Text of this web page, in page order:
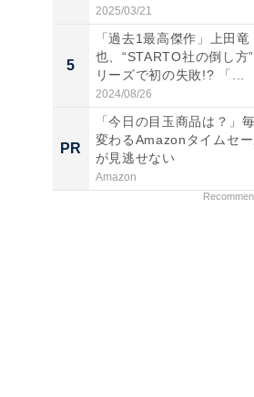
2025/03/21
5
「過去1最高傑作」上田竜
也、“STARTO社の倒し方
リーズで初の失敗!? 「...
2024/08/26
PR
「今日の目玉商品は？」
変わるAmazonタイムセ
が見逃せない
Amazon